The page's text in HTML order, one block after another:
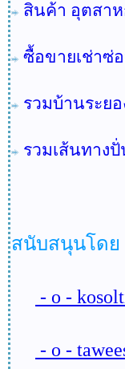
สินค้า อุตสา
ซื้อขายเช่าซ่
รวมบ้านระย
รวมเส้นทาง
สนับสนุนโดย
- o -
- o -